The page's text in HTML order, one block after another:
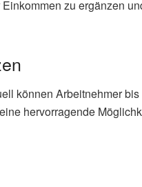
zu ergänzen
können Arbeitnehmer
hervorragende